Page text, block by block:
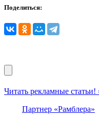
Поделиться:
Читать рекламные статьи!
Партнер «Рамблера»